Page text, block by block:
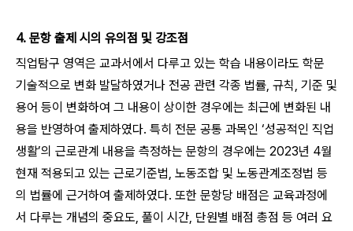
4. 문항 출제 시의 유의점 및 강조점
직업탐구 영역은 교과서에서 다루고 있는 학습 내용이라도 학문
기술적으로 변화 발달하였거나 전공 관련 각종 법률, 규칙, 기준 및
용어 등이 변화하여 그 내용이 상이한 경우에는 최근에 변화된 내
용을 반영하여 출제하였다. 특히 전문 공통 과목인 ‘성공적인 직업
생활’의 근로관계 내용을 측정하는 문항의 경우에는 2023년 4월
현재 적용되고 있는 근로기준법, 노동조합 및 노동관계조정법 등
의 법률에 근거하여 출제하였다. 또한 문항당 배점은 교육과정에
서 다루는 개념의 중요도, 풀이 시간, 단원별 배점 총점 등 여러 요